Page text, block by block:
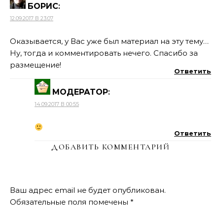
БОРИС:
12.09.2017 В 23:07
Оказывается, у Вас уже был материал на эту тему…
Ну, тогда и комментировать нечего. Спасибо за
размещение!
Ответить
МОДЕРАТОР:
14.09.2017 В 00:55
Ответить
ДОБАВИТЬ КОММЕНТАРИЙ
Ваш адрес email не будет опубликован.
Обязательные поля помечены *